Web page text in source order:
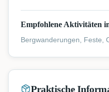
Empfohlene Aktivitäten
Bergwanderungen, Feste,
Praktische